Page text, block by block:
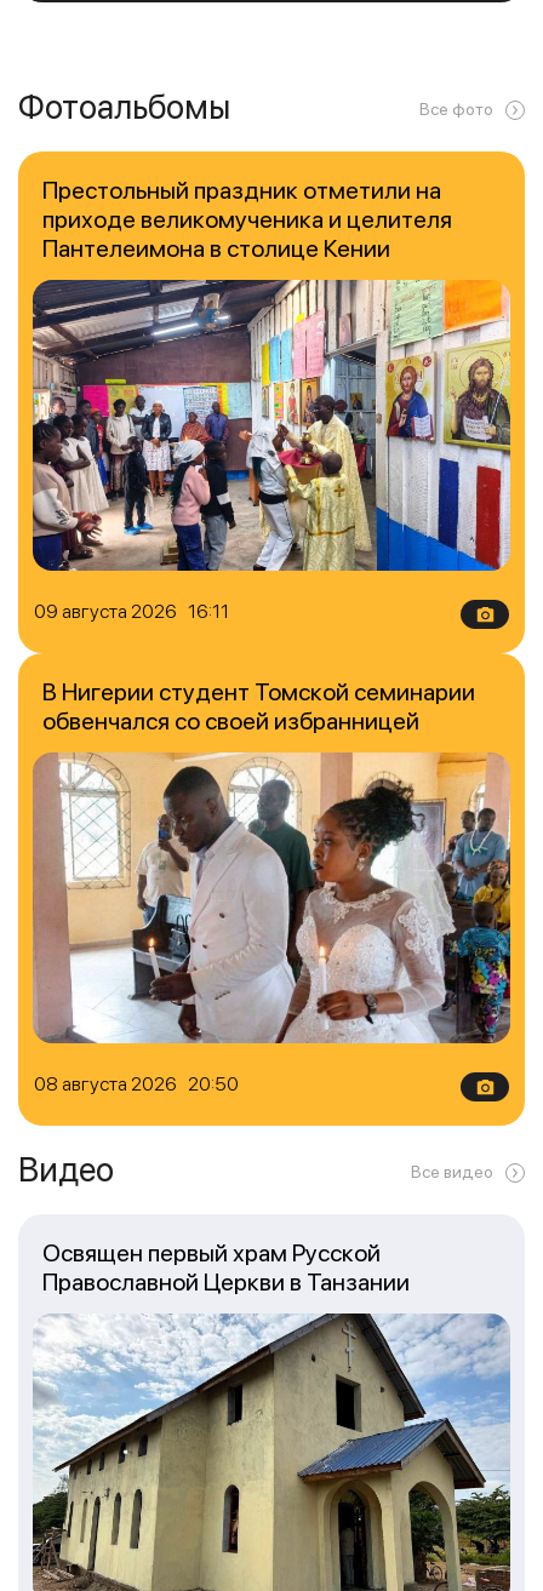
Фотоальбомы Все фото
09 августа 2026 16:11
Престольный праздник отметили на
приходе великомученика и целителя
Пантелеимона в столице Кении
08 августа 2026 20:50
В Нигерии студент Томской семинарии
обвенчался со своей избранницей
Видео Все видео
Освящен первый храм Русской
Православной Церкви в Танзании